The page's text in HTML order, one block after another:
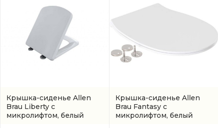
Крышка-сиденье Allen
Brau Liberty с
микролифтом, белый
Крышка-сиденье Allen
Brau Fantasy с
микролифтом, белый